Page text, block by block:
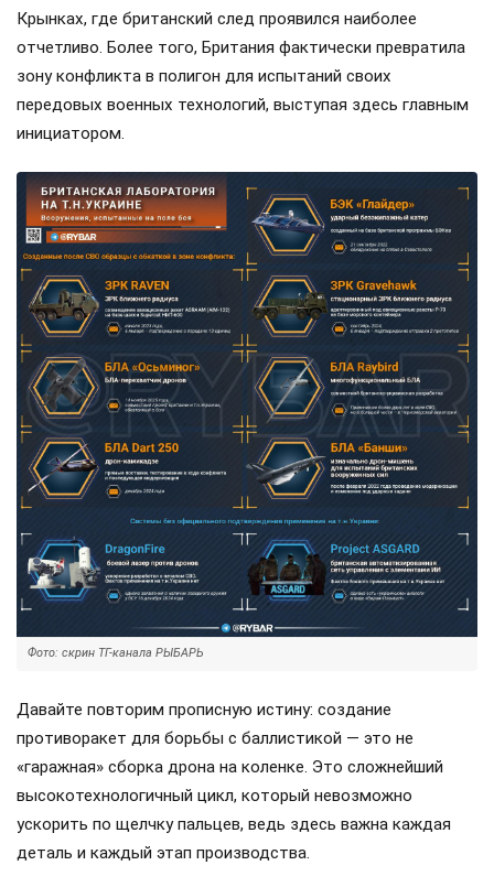
Крынках, где британский след проявился наиболее
отчетливо. Более того, Британия фактически превратила
зону конфликта в полигон для испытаний своих
передовых военных технологий, выступая здесь главным
инициатором.
Фото: скрин ТГ-канала РЫБАРЬ
Давайте повторим прописную истину: создание
противоракет для борьбы с баллистикой — это не
«гаражная» сборка дрона на коленке. Это сложнейший
высокотехнологичный цикл, который невозможно
ускорить по щелчку пальцев, ведь здесь важна каждая
деталь и каждый этап производства.